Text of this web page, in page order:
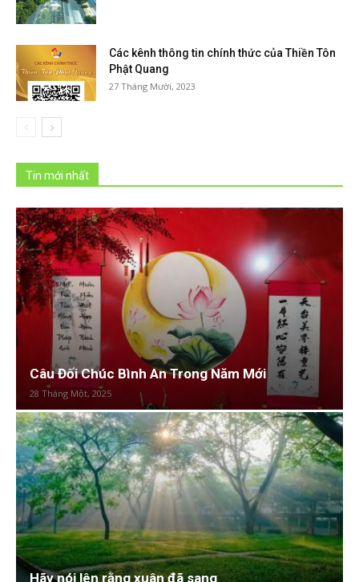
Các kênh thông tin chính thức của Thiền Tôn
Phật Quang
27 Tháng Mười, 2023
Tin mới nhất
Câu Đối Chúc Bình An Trong Năm Mới
28 Tháng Một, 2025
Hãy nói lên rằng xuân đã sang